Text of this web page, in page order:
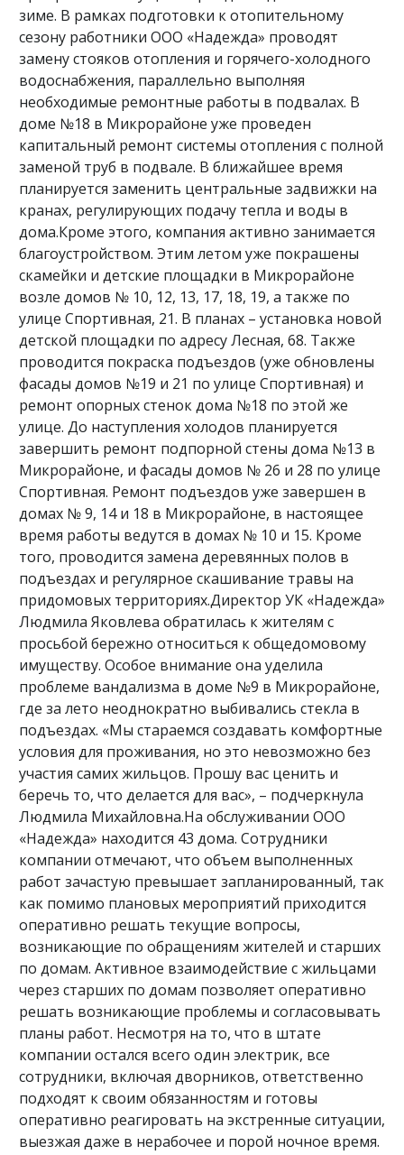
зиме. В рамках подготовки к отопительному
сезону работники ООО «Надежда» проводят
замену стояков отопления и горячего-холодного
водоснабжения, параллельно выполняя
необходимые ремонтные работы в подвалах. В
доме №18 в Микрорайоне уже проведен
капитальный ремонт системы отопления с полной
заменой труб в подвале. В ближайшее время
планируется заменить центральные задвижки на
кранах, регулирующих подачу тепла и воды в
дома.Кроме этого, компания активно занимается
благоустройством. Этим летом уже покрашены
скамейки и детские площадки в Микрорайоне
возле домов № 10, 12, 13, 17, 18, 19, а также по
улице Спортивная, 21. В планах – установка новой
детской площадки по адресу Лесная, 68. Также
проводится покраска подъездов (уже обновлены
фасады домов №19 и 21 по улице Спортивная) и
ремонт опорных стенок дома №18 по этой же
улице. До наступления холодов планируется
завершить ремонт подпорной стены дома №13 в
Микрорайоне, и фасады домов № 26 и 28 по улице
Спортивная. Ремонт подъездов уже завершен в
домах № 9, 14 и 18 в Микрорайоне, в настоящее
время работы ведутся в домах № 10 и 15. Кроме
того, проводится замена деревянных полов в
подъездах и регулярное скашивание травы на
придомовых территориях.Директор УК «Надежда»
Людмила Яковлева обратилась к жителям с
просьбой бережно относиться к общедомовому
имуществу. Особое внимание она уделила
проблеме вандализма в доме №9 в Микрорайоне,
где за лето неоднократно выбивались стекла в
подъездах. «Мы стараемся создавать комфортные
условия для проживания, но это невозможно без
участия самих жильцов. Прошу вас ценить и
беречь то, что делается для вас», – подчеркнула
Людмила Михайловна.На обслуживании ООО
«Надежда» находится 43 дома. Сотрудники
компании отмечают, что объем выполненных
работ зачастую превышает запланированный, так
как помимо плановых мероприятий приходится
оперативно решать текущие вопросы,
возникающие по обращениям жителей и старших
по домам. Активное взаимодействие с жильцами
через старших по домам позволяет оперативно
решать возникающие проблемы и согласовывать
планы работ. Несмотря на то, что в штате
компании остался всего один электрик, все
сотрудники, включая дворников, ответственно
подходят к своим обязанностям и готовы
оперативно реагировать на экстренные ситуации,
выезжая даже в нерабочее и порой ночное время.